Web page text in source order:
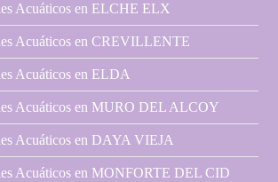
Acuáticos en ELCHE ELX
Acuáticos en CREVILLENTE
Acuáticos en ELDA
Acuáticos en MURO DEL ALCOY
Acuáticos en DAYA VIEJA
Acuáticos en MONFORTE DEL CID